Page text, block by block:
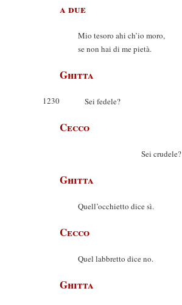
a due
Mio tesoro ahi ch’io moro,
se non hai di me pietà.
Ghitta
1230 Sei fedele?
Cecco
Sei crudele?
Ghitta
Quell’occhietto dice sì.
Cecco
Quel labbretto dice no.
Ghitta